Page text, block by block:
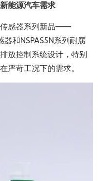
能源汽车需求
传感器系列新品——
器和NSPAS5N系列耐腐
放控制系统设计，特别
严苛工况下的需求。